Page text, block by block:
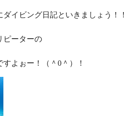
イビング日記といきましょう！
ピーターの